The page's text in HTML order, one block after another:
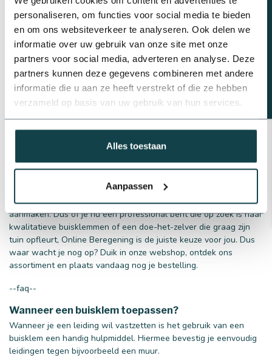
personaliseren, om functies voor social media te bieden
en om ons websiteverkeer te analyseren. Ook delen we
informatie over uw gebruik van onze site met onze
partners voor social media, adverteren en analyse. Deze
partners kunnen deze gegevens combineren met andere
informatie die u aan ze heeft verstrekt of die ze hebben
verzameld op basis van uw gebruik van hun services.
Alles toestaan
Aanpassen
Buisklem met beugel
Waarom kiezen voor Online Beregening?
Als het gaat om jouw beregeningssysteem, begrijpen we dat je
het beste wilt. Daarom bieden wij bij Online Beregening niet
uitzonderlijkeklantenservice. Ons gespecialiseerde team staat
altijd klaar om je te helpen met al jouw vragen over beregening
en we zorgen ervoor dat je de juiste buisklemmen voor jouw
project vindt.
exclusieve aanbiedingen en
kortingscodes voor hoveniersdie een account bij ons
aanmaken. Dus of je nu een professional bent die op zoek is naar
kwalitatieve buisklemmen of een doe-het-zelver die graag zijn
tuin opfleurt, Online Beregening is de juiste keuze voor jou. Dus
waar wacht je nog op? Duik in onze webshop, ontdek ons
assortiment en plaats vandaag nog je bestelling.
--faq--
Wanneer een buisklem toepassen?
Wanneer je een leiding wil vastzetten is het gebruik van een
buisklem een handig hulpmiddel. Hiermee bevestig je eenvoudig
leidingen tegen bijvoorbeeld een muur.
Beregeningsplan?